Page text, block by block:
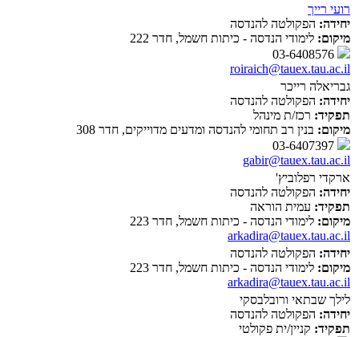
רועי רייך
יחידה: הפקולטה להנדסה
מיקום: לימודי הנדסה - כיתות חשמל, חדר 222
roiraich@tauex.tau.ac.il
גבריאלה רייכר
יחידה: הפקולטה להנדסה
תפקיד: רכז/ת מינהל
מיקום: בנין רב תחומי להנדסה ומדעים מדוייקים, חדר 308
gabir@tauex.tau.ac.il
ארקדי רפלוביץ'
יחידה: הפקולטה להנדסה
תפקיד: עמית הוראה
מיקום: לימודי הנדסה - כיתות חשמל, חדר 223
arkadira@tauex.tau.ac.il
יחידה: הפקולטה להנדסה
מיקום: לימודי הנדסה - כיתות חשמל, חדר 223
arkadira@tauex.tau.ac.il
לילך שבתאי ורובלבסקי
יחידה: הפקולטה להנדסה
תפקיד: קניין/ית פקולטי